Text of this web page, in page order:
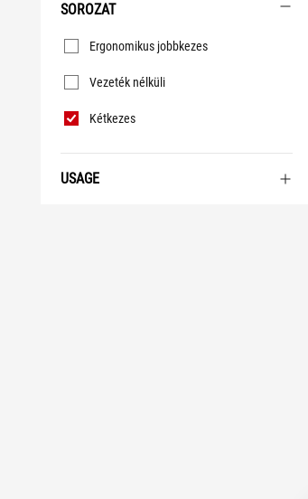
SOROZAT
Sorozat
Ergonomikus jobbkezes
Vezeték nélküli
Kétkezes
USAGE